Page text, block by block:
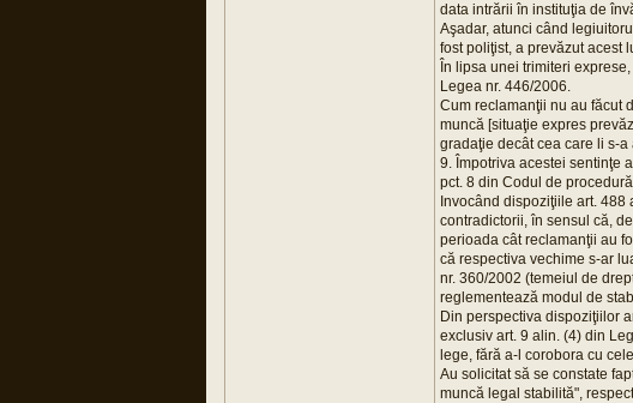
data intrării în instituţia de
Aşadar, atunci când
fost poliţist, a prevăzut acest
În lipsa unei trimiteri
Legea nr. 446/2006.
Cum reclamanţii nu au făcut
muncă [situaţie expres
gradaţie decât cea care li s-
9. Împotriva acestei sentinţe
pct. 8 din Codul de
Invocând dispoziţiile art.
contradictorii, în sensul că,
perioada cât reclamanţii au
că respectiva vechime s-ar
nr. 360/2002 (temeiul de
reglementează modul de
Din perspectiva dispoziţiilor
exclusiv art. 9 alin. (4) din
lege, fără a-l corobora cu
Au solicitat să se constate
muncă legal stabilită",